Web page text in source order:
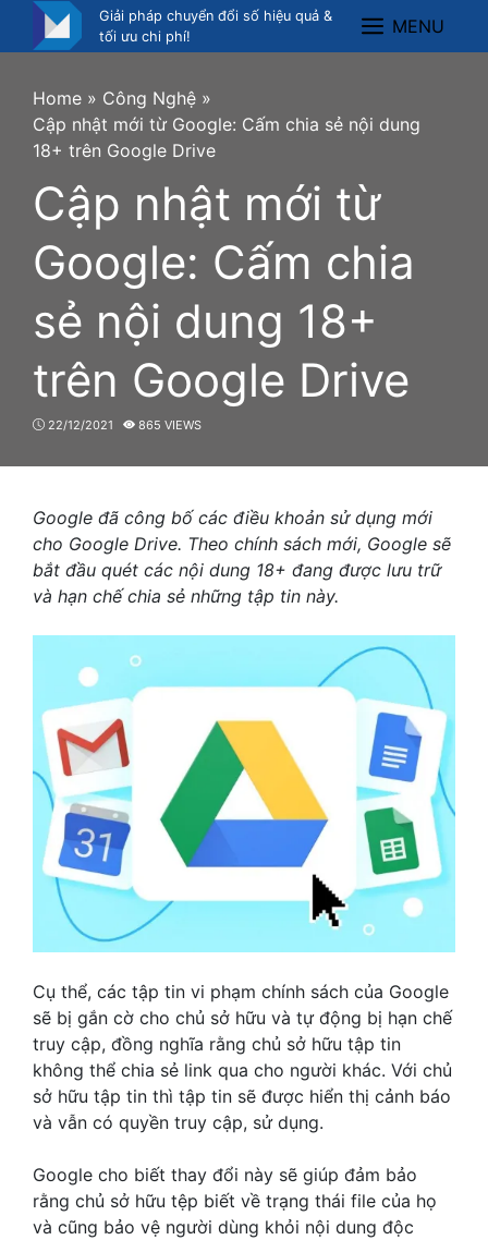
Giải pháp chuyển đổi số hiệu quả &
tối ưu chi phí!
Menu
MENU
Home » Công Nghệ »
Cập nhật mới từ Google: Cấm chia sẻ nội dung
18+ trên Google Drive
Cập nhật mới từ
Google: Cấm chia
sẻ nội dung 18+
trên Google Drive
22/12/2021 865 VIEWS
Google đã công bố các điều khoản sử dụng mới
cho Google Drive. Theo chính sách mới, Google sẽ
bắt đầu quét các nội dung 18+ đang được lưu trữ
và hạn chế chia sẻ những tập tin này.
Cụ thể, các tập tin vi phạm chính sách của Google
sẽ bị gắn cờ cho chủ sở hữu và tự động bị hạn chế
truy cập, đồng nghĩa rằng chủ sở hữu tập tin
không thể chia sẻ link qua cho người khác. Với chủ
sở hữu tập tin thì tập tin sẽ được hiển thị cảnh báo
và vẫn có quyền truy cập, sử dụng.
Google cho biết thay đổi này sẽ giúp đảm bảo
rằng chủ sở hữu tệp biết về trạng thái file của họ
và cũng bảo vệ người dùng khỏi nội dung độc